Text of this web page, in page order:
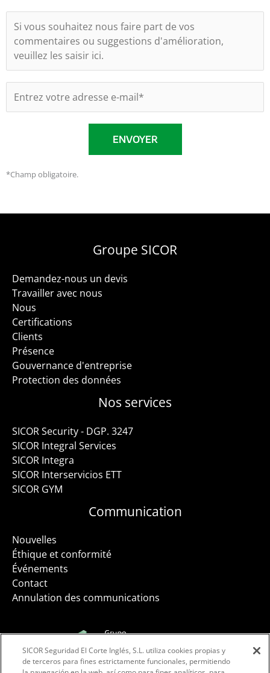
*Champ obligatoire.
Groupe SICOR
Demandez-nous un devis
Travailler avec nous
Nous
Certifications
Clients
Présence
Gouvernance d'entreprise
Protection des données
Nos services
SICOR Security - DGP. 3247
SICOR Integral Services
SICOR Integra
SICOR Interservicios ETT
SICOR GYM
Communication
Nouvelles
Éthique et conformité
Événements
Contact
Annulation des communications
Facebook
Instagram
LinkedIn
SICOR Seguridad El Corte Inglés, S.L. utiliza cookies propias y
de terceros para fines estrictamente funcionales, permitiendo